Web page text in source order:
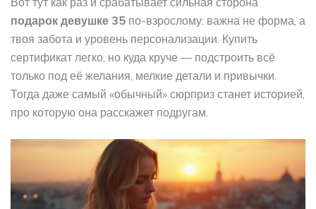
подарок девушке 35 по-взрослому: важна не форма, а
твоя забота и уровень персонализации. Купить
сертификат легко, но куда круче — подстроить всё
только под её желания, мелкие детали и привычки.
Тогда даже самый «обычный» сюрприз станет историей,
про которую она расскажет подругам.